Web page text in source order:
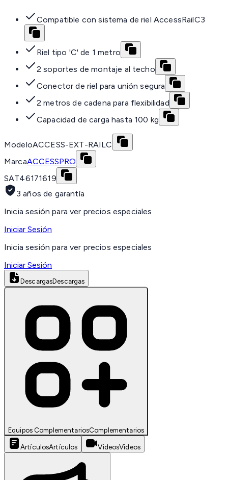
Compatible con sistema de riel AccessRailC3
Riel tipo 'C' de 1 metro
2 soportes de montaje al techo
Conector de riel para unión segura
2 metros de cadena para flexibilidad
Capacidad de carga hasta 100 kg
ModeloACCESS-EXT-RAILC
MarcaACCESSPRO
SAT46171619
3 años de garantía
Inicia sesión para ver precios especiales
Iniciar Sesión
Inicia sesión para ver precios especiales
Iniciar Sesión
DescargasDescargas
Equipos ComplementariosComplementarios
ArtículosArtículos VideosVideos